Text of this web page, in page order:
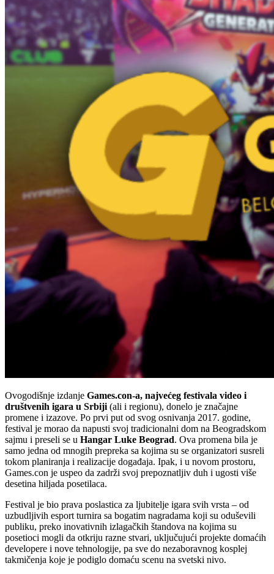
Ovogodišnje izdanje Games.con-a, najvećeg festivala video i
društvenih igara u Srbiji (ali i regionu), donelo je značajne
promene i izazove. Po prvi put od svog osnivanja 2017. godine,
festival je morao da napusti svoj tradicionalni dom na Beogradskom
sajmu i preseli se u Hangar Luke Beograd. Ova promena bila je
samo jedna od mnogih prepreka sa kojima su se organizatori susreli
tokom planiranja i realizacije događaja. Ipak, i u novom prostoru,
Games.con je uspeo da zadrži svoj prepoznatljiv duh i ugosti više
desetina hiljada posetilaca.
Festival je bio prava poslastica za ljubitelje igara svih vrsta – od
uzbudljivih esport turnira sa bogatim nagradama koji su oduševili
publiku, preko inovativnih izlagačkih štandova na kojima su
posetioci mogli da otkriju razne stvari, uključujući projekte domaćih
developere i nove tehnologije, pa sve do nezaboravnog kosplej
takmičenja koje je podiglo domaću scenu na svetski nivo.